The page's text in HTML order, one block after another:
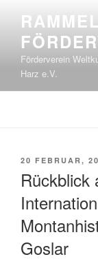
springen
Förderverein
Harz e.V.
20 FEBRUAR,
Rückblick
Goslar